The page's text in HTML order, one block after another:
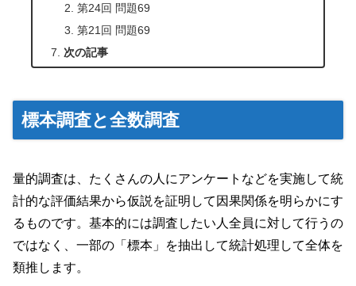
第24回 問題69
第21回 問題69
次の記事
標本調査と全数調査
量的調査は、たくさんの人にアンケートなどを実施して統
計的な評価結果から仮説を証明して因果関係を明らかにす
るものです。基本的には調査したい人全員に対して行うの
ではなく、一部の「標本」を抽出して統計処理して全体を
類推します。